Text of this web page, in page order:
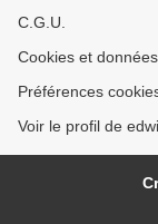
C.G.U.
Cookies et
Préférences
Voir le profil de